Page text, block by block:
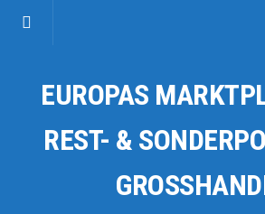
Kategorien
Auto & Motorrad
Fahrzeuge & Transport
EUROPAS
REST- &